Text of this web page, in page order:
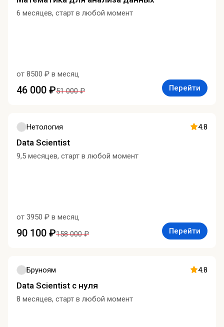
6 месяцев, старт в любой момент
от 8500 ₽ в месяц
46 000 ₽51 000 ₽ Перейти
Нетология 4.8
Data Scientist
9,5 месяцев, старт в любой момент
от 3950 ₽ в месяц
90 100 ₽158 000 ₽ Перейти
Бруноям 4.8
Data Scientist с нуля
8 месяцев, старт в любой момент